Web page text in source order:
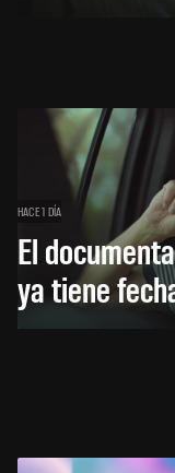
HACE 1 DÍA
El
ya tiene